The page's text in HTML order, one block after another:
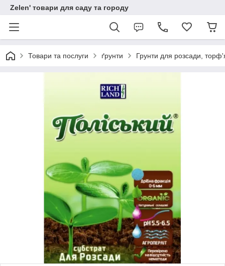
Zelen' товари для саду та городу
Товари та послуги ґрунти Грунти для розсади,